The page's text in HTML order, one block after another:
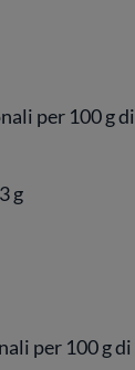
per 100 g
g
per 100 g